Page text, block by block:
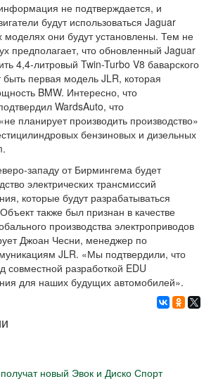
не подтверждается, и
будут использоваться Jaguar
моделях они будут установлены. Тем не
предполагает, что обновленный Jaguar
4,4-литровый Twin-Turbo V8 баварского
первая модель JLR, которая
BMW. Интересно, что
WardsAuto, что
планирует производить производство»
бензиновых и дизельных
западу от Бирмингема будет
электрических трансмиссий
которые будут разрабатываться
также был признан в качестве
производства электроприводов
Джоан Чесни, менеджер по
JLR. «Мы подтвердили, что
совместной разработкой EDU
для наших будущих автомобилей».